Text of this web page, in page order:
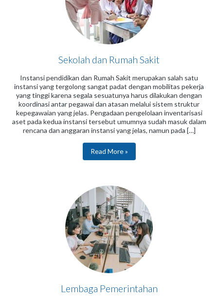
Sekolah dan Rumah Sakit
Instansi pendidikan dan Rumah Sakit merupakan salah satu
instansi yang tergolong sangat padat dengan mobilitas pekerja
yang tinggi karena segala sesuatunya harus dilakukan dengan
koordinasi antar pegawai dan atasan melalui sistem struktur
kepegawaian yang jelas. Pengadaan pengelolaan inventarisasi
aset pada kedua instansi tersebut umumnya sudah masuk dalam
rencana dan anggaran instansi yang jelas, namun pada […]
Read More »
Lembaga Pemerintahan